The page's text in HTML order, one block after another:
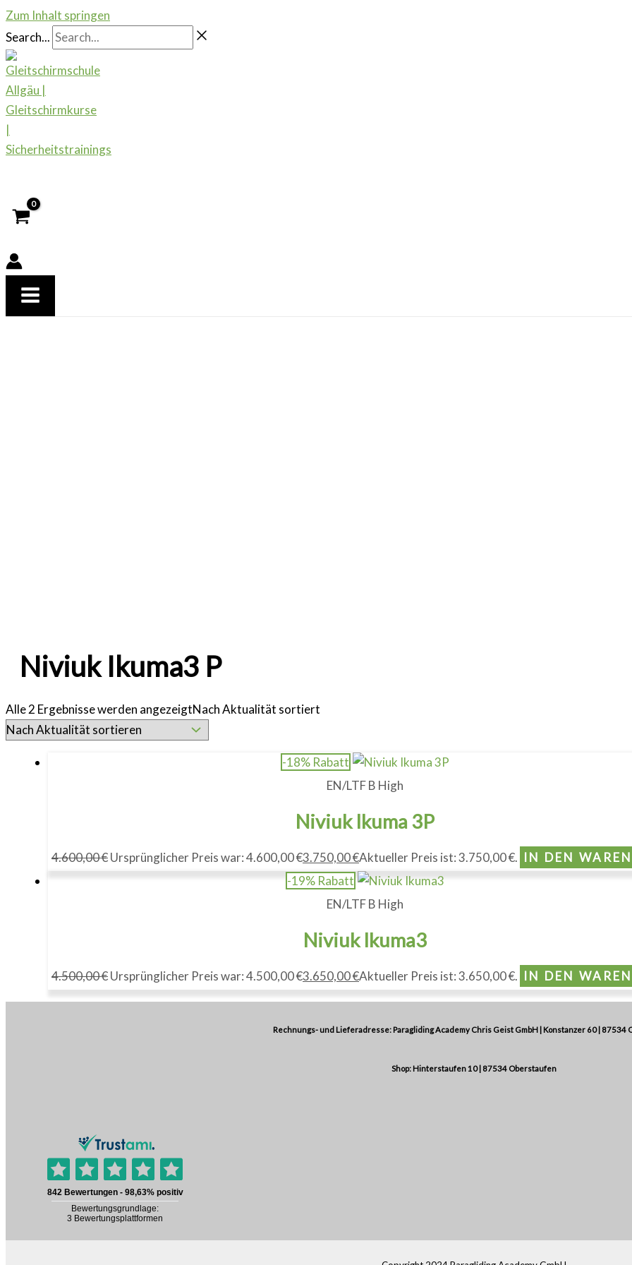
Zum Inhalt springen
Search...
Niviuk Ikuma3 P
Alle 2 Ergebnisse werden angezeigtNach Aktualität sortiert
-18% Rabatt
EN/LTF B High
Niviuk Ikuma 3P
4.600,00€Ursprünglicher Preis war: 4.600,00 €3.750,00€Aktueller Preis ist: 3.750,00 €. IN DEN
-19% Rabatt
EN/LTF B High
Niviuk Ikuma3
4.500,00€Ursprünglicher Preis war: 4.500,00 €3.650,00€Aktueller Preis ist: 3.650,00 €. IN DEN
Rechnungs- und Lieferadresse: Paragliding Academy Chris Geist GmbH | Konstanzer 60 | 87534
Shop: Hinterstaufen 10 | 87534 Oberstaufen